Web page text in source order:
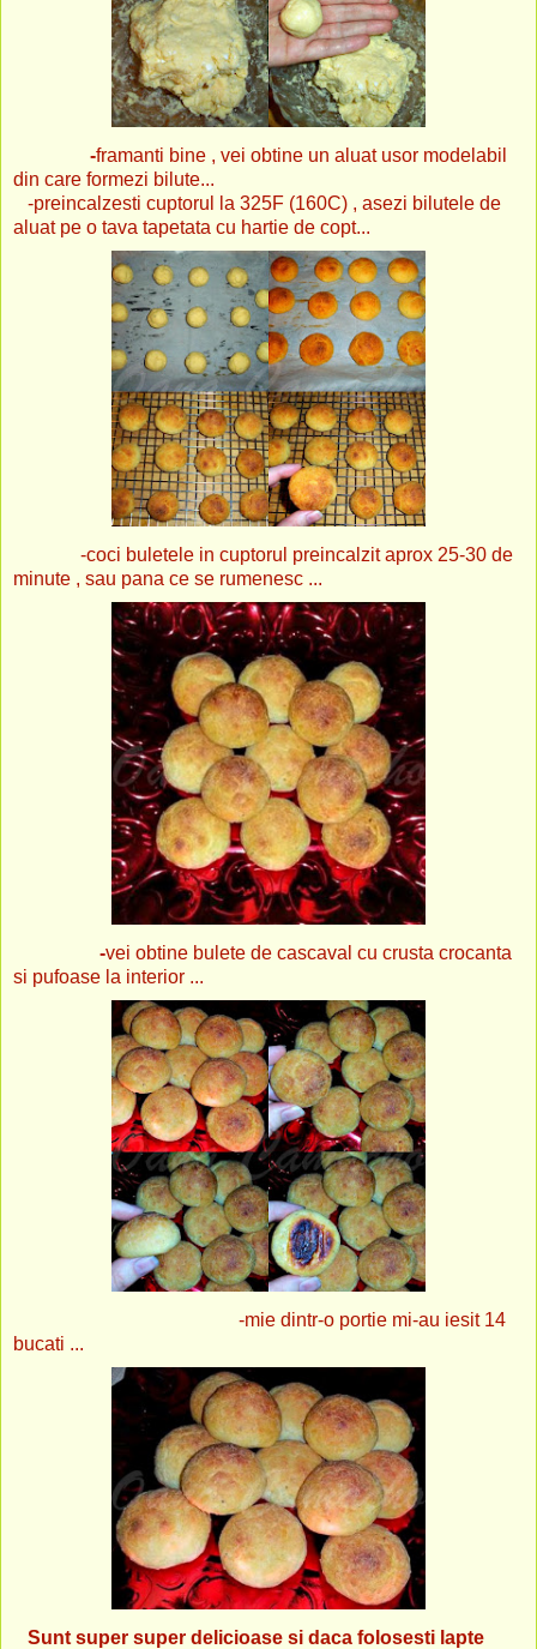
-framanti bine , vei obtine un aluat usor modelabil
din care formezi bilute...
-preincalzesti cuptorul la 325F (160C) , asezi bilutele de
aluat pe o tava tapetata cu hartie de copt...
-coci buletele in cuptorul preincalzit aprox 25-30 de
minute , sau pana ce se rumenesc ...
-vei obtine bulete de cascaval cu crusta crocanta
si pufoase la interior ...
-mie dintr-o portie mi-au iesit 14
bucati ...
Sunt super super delicioase si daca folosesti lapte